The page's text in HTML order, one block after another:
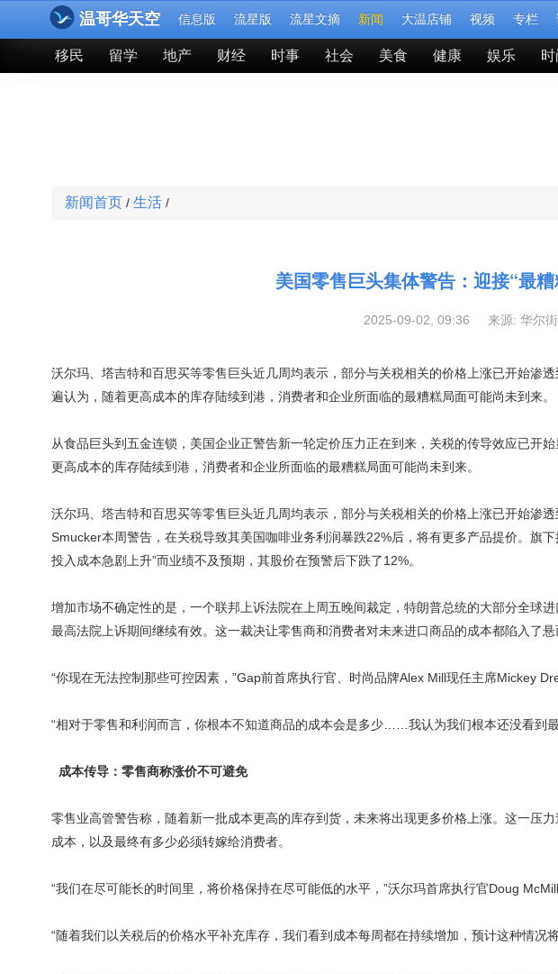
温哥华天空 信息版 流星版 流星文摘 新闻 大温店铺 视频 专栏
移民 留学 地产 财经 时事 社会 美食 健康 娱乐 时
新闻首页 / 生活 /
美国零售巨头集体警告：迎接“最糟
2025-09-02, 09:36 来源: 华尔
沃尔玛、塔吉特和百思买等零售巨头近几周均表示，部分与关税相关的价格上涨已开始渗
遍认为，随着更高成本的库存陆续到港，消费者和企业所面临的最糟糕局面可能尚未到来。
从食品巨头到五金连锁，美国企业正警告新一轮定价压力正在到来，关税的传导效应已开
更高成本的库存陆续到港，消费者和企业所面临的最糟糕局面可能尚未到来。
沃尔玛、塔吉特和百思买等零售巨头近几周均表示，部分与关税相关的价格上涨已开始渗
Smucker本周警告，在关税导致其美国咖啡业务利润暴跌22%后，将有更多产品提价。旗
投入成本急剧上升”而业绩不及预期，其股价在预警后下跌了12%。
增加市场不确定性的是，一个联邦上诉法院在上周五晚间裁定，特朗普总统的大部分全球
最高法院上诉期间继续有效。这一裁决让零售商和消费者对未来进口商品的成本都陷入了悬
“你现在无法控制那些可控因素，”Gap前首席执行官、时尚品牌Alex Mill现任主席Mickey
“相对于零售和利润而言，你根本不知道商品的成本会是多少……我认为我们根本还没看到
成本传导：零售商称涨价不可避免
零售业高管警告称，随着新一批成本更高的库存到货，未来将出现更多价格上涨。这一压
成本，以及最终有多少必须转嫁给消费者。
“我们在尽可能长的时间里，将价格保持在尽可能低的水平，”沃尔玛首席执行官Doug
“随着我们以关税后的价格水平补充库存，我们看到成本每周都在持续增加，预计这种情况